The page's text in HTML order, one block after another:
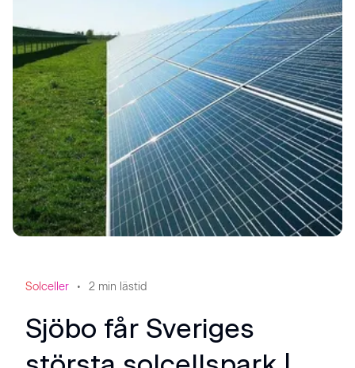
Solceller 2 min lästid
Sjöbo får Sveriges